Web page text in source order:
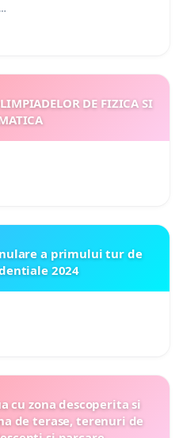
DE FIZICA SI
a primului tur de
2024
cu zona descoperita si
de terase, terenuri de